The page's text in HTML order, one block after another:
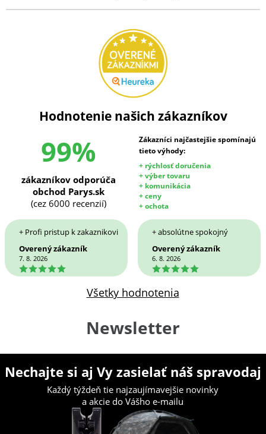
Hodnotenie našich zákazníkov
99%
Zákazníci najčastejšie spomínajú
tieto výhody:
+ rýchlosť doručenia
+ výber tovaru
+ komunikácia
+ ceny
+ ochota
zákazníkov odporúča
obchod Parys.sk
(cez 6000 recenzií)
+ Profi pristup k zakaznikovi
Overený zákazník
7. 8. 2026
5
+ absolútne spokojný
Overený zákazník
6. 8. 2026
5
Všetky hodnotenia
Newsletter
Nechajte si aj Vy zasielať náš spravodaj
Každý týždeň tie najzaujímavejšie novinky
a akcie do Vášho e-mailu